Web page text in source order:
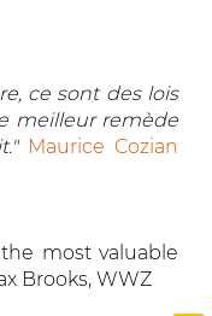
ce sont des lois
meilleur remède
Maurice Cozian
most valuable
Brooks, WWZ